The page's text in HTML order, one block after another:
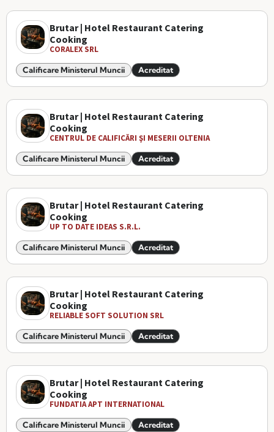
Brutar | Hotel Restaurant Catering
Cooking
CORALEX SRL
Calificare Ministerul Muncii Acreditat
Brutar | Hotel Restaurant Catering
Cooking
CENTRUL DE CALIFICĂRI ŞI MESERII OLTENIA
Calificare Ministerul Muncii Acreditat
Brutar | Hotel Restaurant Catering
Cooking
UP TO DATE IDEAS S.R.L.
Calificare Ministerul Muncii Acreditat
Brutar | Hotel Restaurant Catering
Cooking
RELIABLE SOFT SOLUTION SRL
Calificare Ministerul Muncii Acreditat
Brutar | Hotel Restaurant Catering
Cooking
FUNDATIA APT INTERNATIONAL
Calificare Ministerul Muncii Acreditat